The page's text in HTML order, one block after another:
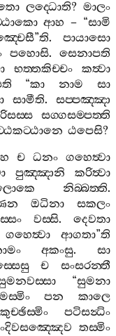
ලද‍්ධොති? මාලං
ආහ – “සාමි
”ති.පායාසො
පහොසි.සෙනාපති
භත‍්තකිච‍්චං
කත්‍වා
“කා නාම
සා
සාමීති. සප‍්පඤ‍්ඤා
සග‍්ගසම‍්පත‍්ති
ඨපෙසි?
ච ධනං ගහෙත්‍වා
පුඤ‍්ඤානි
කරිත්‍වා
නිබ‍්බත‍්ති.
ඔධිනා
සකලං
වස‍්සි. දෙවතා
ගහෙත්‍වා ආගතා”ති
අකංසු. සා
ච
සංසරන‍්තී
“සුමනා
පන
කාලෙ
කුච‍්ඡිස‍්මිං
පටිසන්‍ධිං
තස‍්මිං